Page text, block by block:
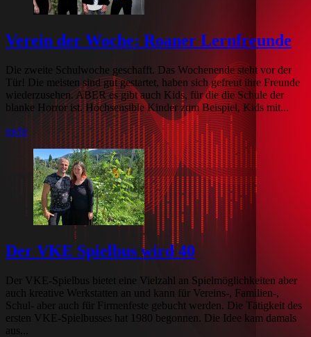
Verein der Woche: Roaner Lernfreunde
Die zweite Schulwoche geschafft. Das Wochenende steht vor der
Tür! Die meisten sind gut gestartet, haben sich gefreut ihre Freunde
wiederzusehen. ABER es gibt auch Kids, für die die Schule der
blanke Horror ist. Hochsensible Kinder zum Beispiel, Kids mit...
mehr
Der VKE Spielbus wird 40
Der VKE-Spielbus bietet eine Vielzahl an Spielmöglichkeiten aber
auch kreative Werkstatten an und kann für Vereins-, Familien-,
Schul- aber auch für Firmenfeste gebucht werden. Die Tätigkeit des
ersten VKE-Spielbusses hat 1980 begonnen. Die Idee kam damals
aus...